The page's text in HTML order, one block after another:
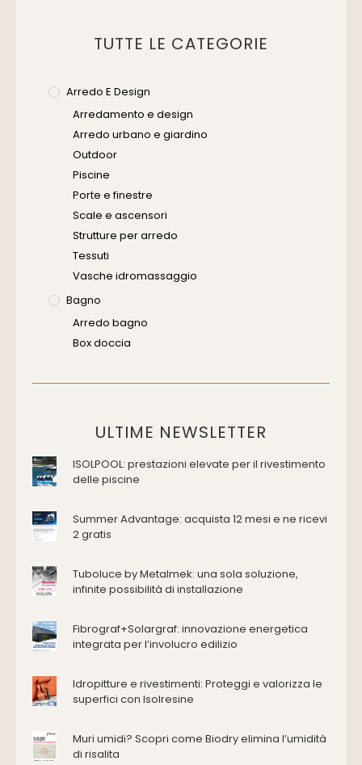
TUTTE LE CATEGORIE
Arredo E Design
Arredamento e design
Arredo urbano e giardino
Outdoor
Piscine
Porte e finestre
Scale e ascensori
Strutture per arredo
Tessuti
Vasche idromassaggio
Bagno
Arredo bagno
Box doccia
Placche di comando per wc
Domotica Ed Impianti Elettrici
Edilizia
Antincendio e sicurezza
Attrezzature manuali
Cappe d'aspirazione
Consolidamento
Deumidificazione
Energie rinnovabili
Ferramenta e fissaggi
Impianti idrici e depurazione
Impianti termici e climatizzazione
ULTIME NEWSLETTER
ISOLPOOL: prestazioni elevate per il rivestimento
delle piscine
Summer Advantage: acquista 12 mesi e ne ricevi
2 gratis
Tuboluce by Metalmek: una sola soluzione,
infinite possibilità di installazione
Fibrograf+Solargraf: innovazione energetica
integrata per l’involucro edilizio
Idropitture e rivestimenti: Proteggi e valorizza le
superfici con Isolresine
Muri umidi? Scopri come Biodry elimina l’umidità
di risalita